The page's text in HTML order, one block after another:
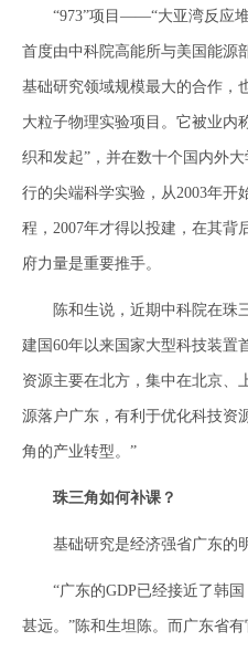
“973”项目——“大亚湾反应堆
首度由中科院高能所与美国能源
基础研究领域规模最大的合作，
大粒子物理实验项目。它被业内
织和发起”，并在数十个国内外
行的尖端科学实验，从2003年开
程，2007年才得以投建，在其背
府力量是重要推手。
陈和生说，近期中科院在珠
建国60年以来国家大型科技装置
资源主要在北方，集中在北京、
源落户广东，有利于优化科技资
角的产业转型。”
珠三角如何补课？
基础研究是经济强省广东的明
“广东的GDP已经接近了韩国
甚远。”陈和生坦陈。而广东省